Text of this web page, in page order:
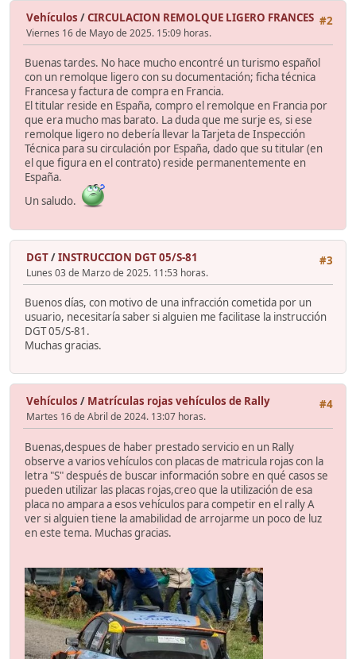
#2
Vehículos /CIRCULACION REMOLQUE LIGERO FRANCES
Viernes 16 de Mayo de 2025. 15:09 horas.
Buenas tardes. No hace mucho encontré un turismo español
con un remolque ligero con su documentación; ficha técnica
Francesa y factura de compra en Francia.
El titular reside en España, compro el remolque en Francia por
que era mucho mas barato. La duda que me surje es, si ese
remolque ligero no debería llevar la Tarjeta de Inspección
Técnica para su circulación por España, dado que su titular (en
el que figura en el contrato) reside permanentemente en
España.
Un saludo.
#3
DGT/INSTRUCCION DGT 05/S-81
Lunes 03 de Marzo de 2025. 11:53 horas.
Buenos días, con motivo de una infracción cometida por un
usuario, necesitaría saber si alguien me facilitase la instrucción
DGT 05/S-81.
Muchas gracias.
#4
Vehículos / Matrículas rojas vehículos de Rally
Martes 16 de Abril de 2024. 13:07 horas.
Buenas,despues de haber prestado servicio en un Rally
observe a varios vehículos con placas de matricula rojas con la
letra "S" después de buscar información sobre en qué casos se
pueden utilizar las placas rojas,creo que la utilización de esa
placa no ampara a esos vehículos para competir en el rally A
ver si alguien tiene la amabilidad de arrojarme un poco de luz
en este tema. Muchas gracias.